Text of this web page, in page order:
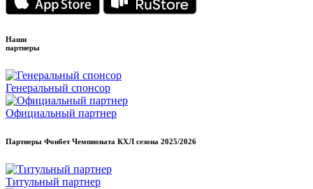
Наши
партнеры
Генеральный спонсор
Официальный партнер
Партнеры Фонбет Чемпионата КХЛ сезона 2025/2026
Титульный партнер